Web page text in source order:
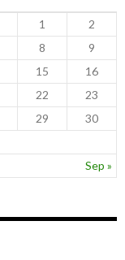
Sep »
1
2
8
9
15
16
22
23
29
30